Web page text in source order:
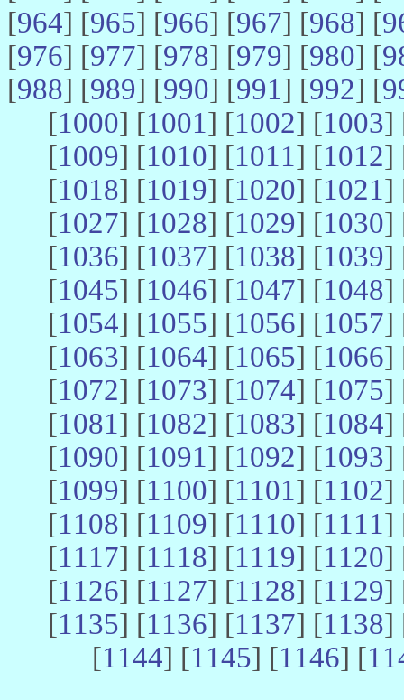
[964] [965] [966] [967] [968] [
[976] [977] [978] [979] [980] [
[988] [989] [990] [991] [992] [
[1000] [1001] [1002] [1003]
[1009] [1010] [1011] [1012]
[1018] [1019] [1020] [1021]
[1027] [1028] [1029] [1030]
[1036] [1037] [1038] [1039]
[1045] [1046] [1047] [1048]
[1054] [1055] [1056] [1057]
[1063] [1064] [1065] [1066]
[1072] [1073] [1074] [1075]
[1081] [1082] [1083] [1084]
[1090] [1091] [1092] [1093]
[1099] [1100] [1101] [1102]
[1108] [1109] [1110] [1111]
[1117] [1118] [1119] [1120]
[1126] [1127] [1128] [1129]
[1135] [1136] [1137] [1138]
[1144] [1145] [1146] [